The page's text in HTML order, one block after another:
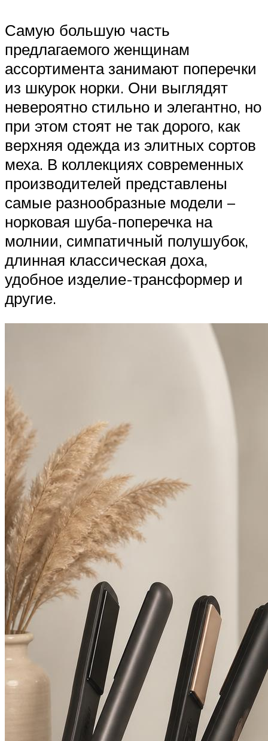
Самую большую часть
предлагаемого женщинам
ассортимента занимают поперечки
из шкурок норки. Они выглядят
невероятно стильно и элегантно, но
при этом стоят не так дорого, как
верхняя одежда из элитных сортов
меха. В коллекциях современных
производителей представлены
самые разнообразные модели –
норковая шуба-поперечка на
молнии, симпатичный полушубок,
длинная классическая доха,
удобное изделие-трансформер и
другие.